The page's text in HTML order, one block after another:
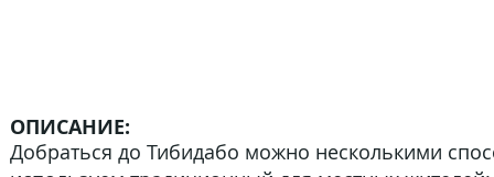
ОПИСАНИЕ:
Добраться до Тибидабо можно несколькими